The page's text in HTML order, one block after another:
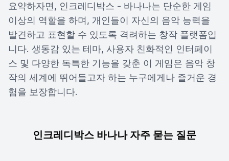
요약하자면, 인크레디박스 - 바나나는 단순한 게임
이상의 역할을 하며, 개인들이 자신의 음악 능력을
발견하고 표현할 수 있도록 격려하는 창작 플랫폼입
니다. 생동감 있는 테마, 사용자 친화적인 인터페이
스 및 다양한 독특한 기능을 갖춘 이 게임은 음악 창
작의 세계에 뛰어들고자 하는 누구에게나 즐거운 경
험을 보장합니다.
인크레디박스 바나나 자주 묻는 질문